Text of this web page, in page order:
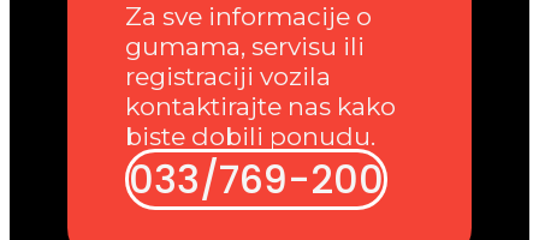
Za sve informacije o
gumama, servisu ili
registraciji vozila
kontaktirajte nas kako
biste dobili ponudu.
033/769-200